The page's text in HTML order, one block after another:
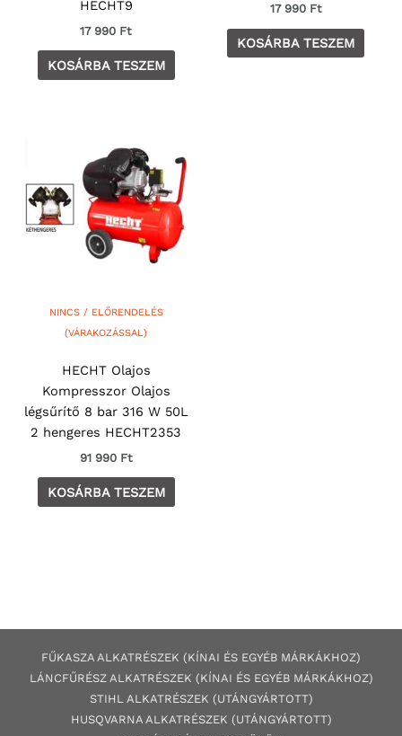
HECHT9
17 990 Ft
KOSÁRBA TESZEM
17 990 Ft
KOSÁRBA TESZEM
NINCS / ELŐRENDELÉS
(VÁRAKOZÁSSAL)
HECHT Olajos
Kompresszor Olajos
légsűrítő 8 bar 316 W 50L
2 hengeres HECHT2353
91 990 Ft
KOSÁRBA TESZEM
FŰKASZA ALKATRÉSZEK (KÍNAI ÉS EGYÉB MÁRKÁKHOZ)
LÁNCFŰRÉSZ ALKATRÉSZEK (KÍNAI ÉS EGYÉB MÁRKÁKHOZ)
STIHL ALKATRÉSZEK (UTÁNGYÁRTOTT)
HUSQVARNA ALKATRÉSZEK (UTÁNGYÁRTOTT)